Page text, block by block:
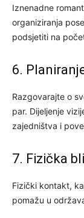
Iznenadne
organiziranja
podsjetiti na
6.
Razgovarajte o
par. Dijeljenje
zajedništva i
7. Fizička
Fizički kontakt,
pomažu u